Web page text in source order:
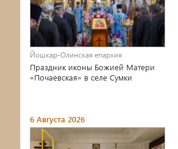
Йошкар-Олинская епархия
Праздник иконы Божией Матери
«Почаевская» в селе Сумки
6 Августа 2026